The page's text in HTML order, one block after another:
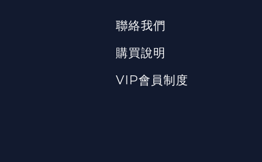
聯絡我們
購買說明
VIP會員制度